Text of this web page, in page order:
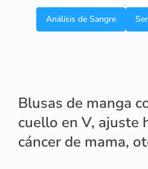
Análisis de Sangre
Blusas de manga
cuello en V, ajuste
cáncer de mama,